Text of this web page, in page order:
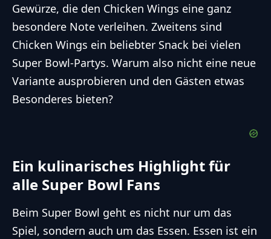
Gewürze, die den Chicken Wings eine ganz
besondere Note verleihen. Zweitens sind
Chicken Wings ein beliebter Snack bei vielen
Super Bowl-Partys. Warum also nicht eine neue
Variante ausprobieren und den Gästen etwas
Besonderes bieten?
Ein kulinarisches Highlight für
alle Super Bowl Fans
Beim Super Bowl geht es nicht nur um das
Spiel, sondern auch um das Essen. Essen ist ein